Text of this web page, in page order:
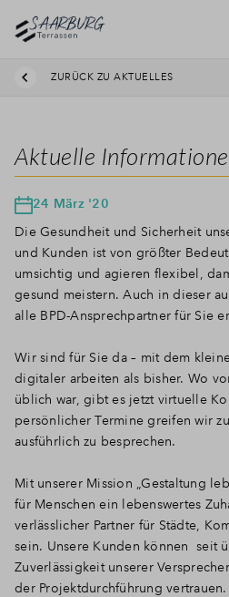
ZURÜCK ZU AKTUELLES
Aktuelle
24 März '20
Die Gesundheit und Sicherheit
und Kunden ist von größter
umsichtig und agieren flexibel,
gesund meistern. Auch in dieser
alle BPD-Ansprechpartner für Sie
Wir sind für Sie da – mit dem
digitaler arbeiten als bisher. Wo
üblich war, gibt es jetzt virtuelle
persönlicher Termine greifen wir
ausführlich zu besprechen.
Mit unserer Mission „Gestaltung
für Menschen ein lebenswertes
verlässlicher Partner für Städte,
sein. Unsere Kunden können seit
Zuverlässigkeit unserer
der Projektdurchführung vertrauen. ​